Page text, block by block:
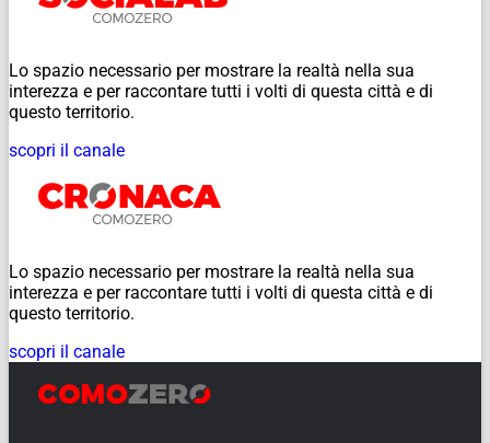
Lo spazio necessario per mostrare la realtà nella sua
interezza e per raccontare tutti i volti di questa città e di
questo territorio.
scopri il canale
Lo spazio necessario per mostrare la realtà nella sua
interezza e per raccontare tutti i volti di questa città e di
questo territorio.
scopri il canale